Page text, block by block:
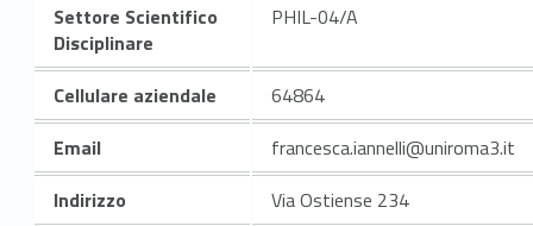
Settore Scientifico
Disciplinare
PHIL-04/A
Cellulare aziendale
64864
Email
francesca.iannelli@uniroma3.it
Indirizzo
Via Ostiense 234